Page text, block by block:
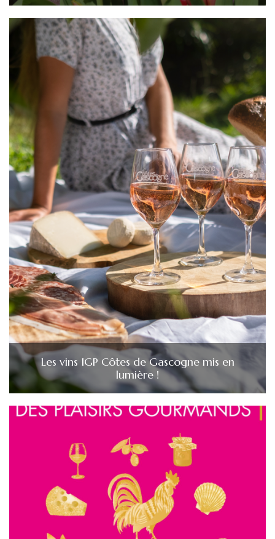
Les vins IGP Côtes de Gascogne mis en
lumière !